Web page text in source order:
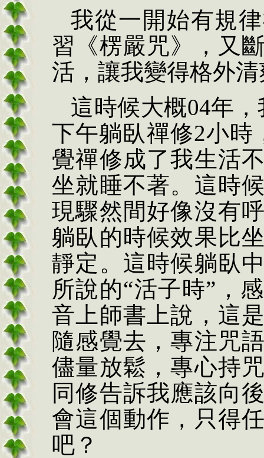
我從一開始有規
習《楞嚴咒》，又
活，讓我變得格外
這時候大概04年，
下午躺臥禪修2小時
覺禪修成了我生活
坐就睡不著。這時
現驟然間好像沒有
躺臥的時候效果比
靜定。這時候躺臥
所說的“活子時” ，
音上師書上說，這
隨感覺去，專注咒
儘量放鬆，專心持
同修告訴我應該向
會這個動作，只得
吧？